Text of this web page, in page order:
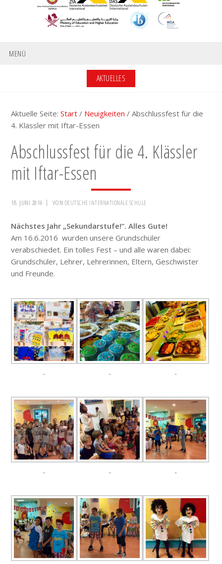
MENÜ
AKTUELLES
Aktuelle Seite:Start / Neuigkeiten / Abschlussfest für die
4. Klässler mit Iftar-Essen
Abschlussfest für die 4. Klässler
mit Iftar-Essen
18. JUNI 2016 VON DEUTSCHE INTERNATIONALE SCHULE
Nächstes Jahr „Sekundarstufe!“. Alles Gute!
Am 16.6.2016 wurden unsere Grundschüler
verabschiedet. Ein tolles Fest – und alle waren dabei:
Grundschüler, Lehrer, Lehrerinnen, Eltern, Geschwister
und Freunde.
. . .
. . .